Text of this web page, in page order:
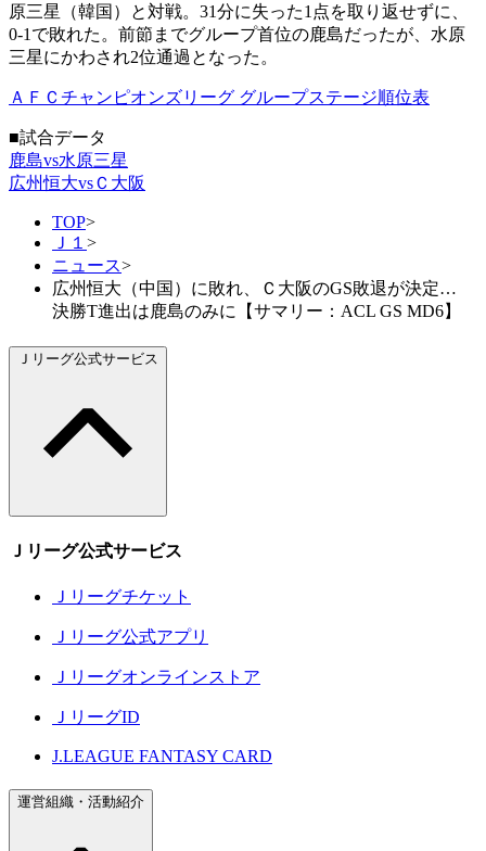
原三星（韓国）と対戦。31分に失った1点を取り返せずに、
0-1で敗れた。前節までグループ首位の鹿島だったが、水原
三星にかわされ2位通過となった。
ＡＦＣチャンピオンズリーグ グループステージ順位表
■試合データ
鹿島vs水原三星
広州恒大vsＣ大阪
TOP>
Ｊ１ >
ニュース>
広州恒大（中国）に敗れ、Ｃ大阪のGS敗退が決定…
決勝T進出は鹿島のみに【サマリー：ACL GS MD6】
Ｊリーグ公式サービス
Ｊリーグ公式サービス
Ｊリーグチケット
Ｊリーグ公式アプリ
Ｊリーグオンラインストア
ＪリーグID
J.LEAGUE FANTASY CARD
運営組織・活動紹介